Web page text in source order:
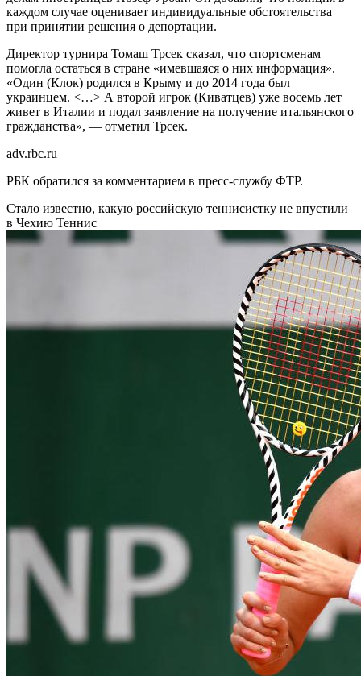
каждом случае оценивает индивидуальные обстоятельства
при принятии решения о депортации.
Директор турнира Томаш Трсек сказал, что спортсменам
помогла остаться в стране «имевшаяся о них информация».
«Один (Клок) родился в Крыму и до 2014 года был
украинцем. <…> А второй игрок (Киватцев) уже восемь лет
живет в Италии и подал заявление на получение итальянского
гражданства», — отметил Трсек.
adv.rbc.ru
РБК обратился за комментарием в пресс-службу ФТР.
Стало известно, какую российскую теннисистку не впустили
в Чехию Теннис